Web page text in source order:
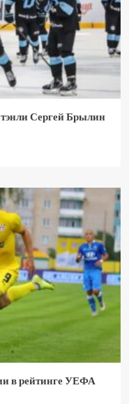
Сергей Брылин
в рейтинге УЕФА